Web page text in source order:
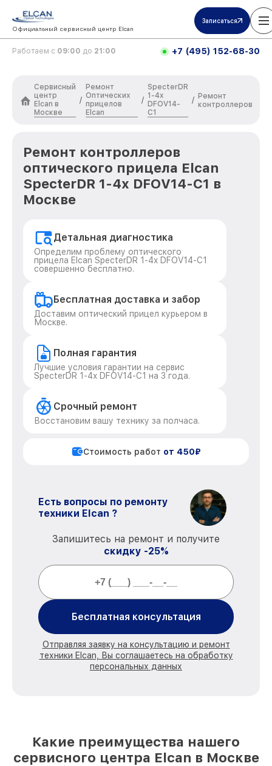
Официальный сервисный центр Elcan
Записаться
Работаем с 09:00 до 21:00 +7 (495) 152-68-30
Сервисный
центр
Elcan в
Москве
/
Ремонт
Оптических
прицелов
Elcan
/
SpecterDR
1-4x
DFOV14-
C1
/ Ремонт
контроллеров
Ремонт контроллеров
оптического прицела Elcan
SpecterDR 1-4x DFOV14-C1 в
Москве
Детальная диагностика
Определим проблему оптического
прицела Elcan SpecterDR 1-4x DFOV14-C1
совершенно бесплатно.
Бесплатная доставка и забор
Доставим оптический прицел курьером в
Москве.
Полная гарантия
Лучшие условия гарантии на сервис
SpecterDR 1-4x DFOV14-C1 на 3 года.
Срочный ремонт
Восстановим вашу технику за полчаса.
Стоимость работ от 450₽
Есть вопросы по ремонту
техники Elcan ?
Запишитесь на ремонт и получите
скидку -25%
Бесплатная консультация
Отправляя заявку на консультацию и ремонт
техники Elcan, Вы соглашаетесь на обработку
персональных данных
Какие преимущества нашего
сервисного центра Elcan в Москве